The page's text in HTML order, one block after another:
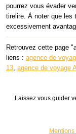
pourrez vous évader
tirelire. À noter que les
excessivement
Retrouvez cette page "
liens : agence de
13 agence de voyage
Laissez vous guider